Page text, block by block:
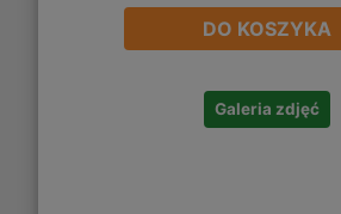
DO KOSZYKA
Galeria zdjęć